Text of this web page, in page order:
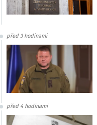
před 3 hodinami
před 4 hodinami